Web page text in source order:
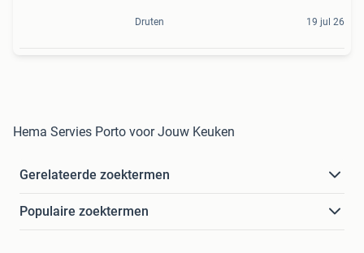
Druten 19 jul 26
Hema Servies Porto voor Jouw Keuken
Gerelateerde zoektermen
Populaire zoektermen